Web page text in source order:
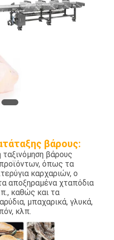
βάρους:
βάρους
όπως τα
καρχαριών, ο
αποξηραμένα χταπόδια
καθώς και τα
μπαχαρικά, γλυκά,
κλπ.